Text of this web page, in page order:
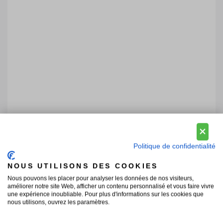
Politique de confidentialité
NOUS UTILISONS DES COOKIES
Nous pouvons les placer pour analyser les données de nos visiteurs,
améliorer notre site Web, afficher un contenu personnalisé et vous faire vivre
une expérience inoubliable. Pour plus d'informations sur les cookies que
nous utilisons, ouvrez les paramètres.